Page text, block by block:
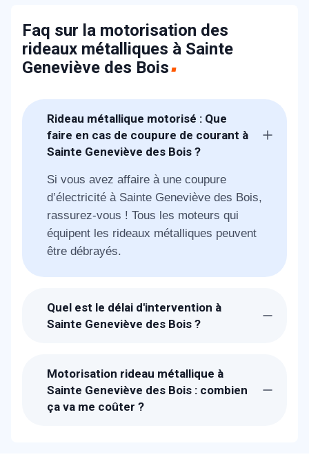
Faq sur la motorisation des
rideaux métalliques à Sainte
Geneviève des Bois
Rideau métallique motorisé : Que
faire en cas de coupure de courant à
Sainte Geneviève des Bois ?
Si vous avez affaire à une coupure
d’électricité à Sainte Geneviève des Bois,
rassurez-vous ! Tous les moteurs qui
équipent les rideaux métalliques peuvent
être débrayés.
Quel est le délai d'intervention à
Sainte Geneviève des Bois ?
vous à Sainte Geneviève des Bois dans
30 min pour vous dépanner.
Motorisation rideau métallique à
Sainte Geneviève des Bois : combien
ça va me coûter ?